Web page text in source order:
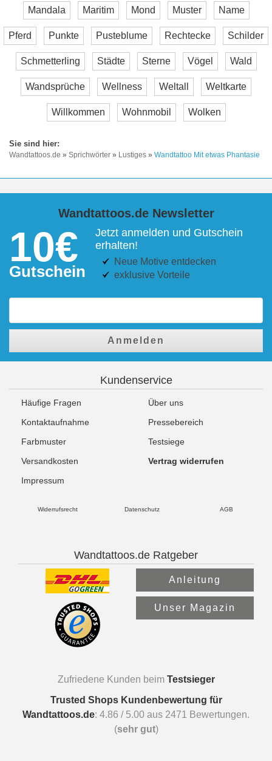
Mandala Maritim Mond Muster Name
Pferd Punkte Pusteblume Rechtecke Schilder
Schmetterling Städte Sterne Vögel Wald
Wandsprüche Wellness Weltall Weltkarte
Willkommen Wohnmobil Wolken
Wandtattoos.de » Sprichwörter » Lustiges » Wandtattoo Mit etwas Phantasie
Wandtattoos.de Newsletter
10€
Gutschein
Jetzt anmelden und Gutschein
erhalten!
Neue Motive entdecken
exklusive Vorteile
Anmelden
Kundenservice
Häufige Fragen
Über uns
Kontaktaufnahme
Pressebereich
Farbmuster
Testsiege
Versandkosten
Vertrag widerrufen
Impressum
Widerrufsrecht Datenschutz AGB
Wandtattoos.de Ratgeber
Anleitung
Unser Magazin
Zufriedene Kunden beim Testsieger
Trusted Shops Kundenbewertung für
Wandtattoos.de: 4.86 / 5.00 aus 2471
Bewertungen.
(sehr gut)